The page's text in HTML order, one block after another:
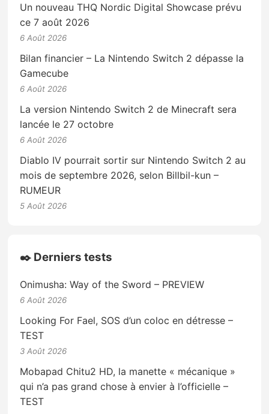
Un nouveau THQ Nordic Digital Showcase prévu
ce 7 août 2026
6 Août 2026
Bilan financier – La Nintendo Switch 2 dépasse la
Gamecube
6 Août 2026
La version Nintendo Switch 2 de Minecraft sera
lancée le 27 octobre
6 Août 2026
Diablo IV pourrait sortir sur Nintendo Switch 2 au
mois de septembre 2026, selon Billbil-kun –
RUMEUR
5 Août 2026
✒️ Derniers tests
Onimusha: Way of the Sword – PREVIEW
6 Août 2026
Looking For Fael, SOS d’un coloc en détresse –
TEST
3 Août 2026
Mobapad Chitu2 HD, la manette « mécanique »
qui n’a pas grand chose à envier à l’officielle –
TEST